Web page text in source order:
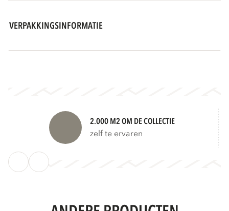
VERPAKKINGSINFORMATIE
2.000 M2 OM DE COLLECTIE
zelf te ervaren